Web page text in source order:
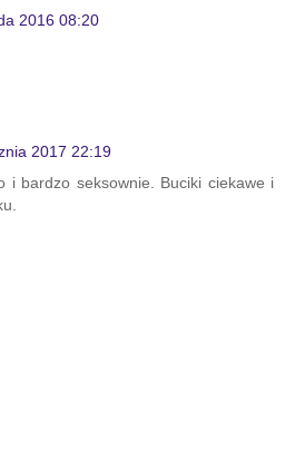
2016 08:20
2017 22:19
i bardzo seksownie. Buciki ciekawe i